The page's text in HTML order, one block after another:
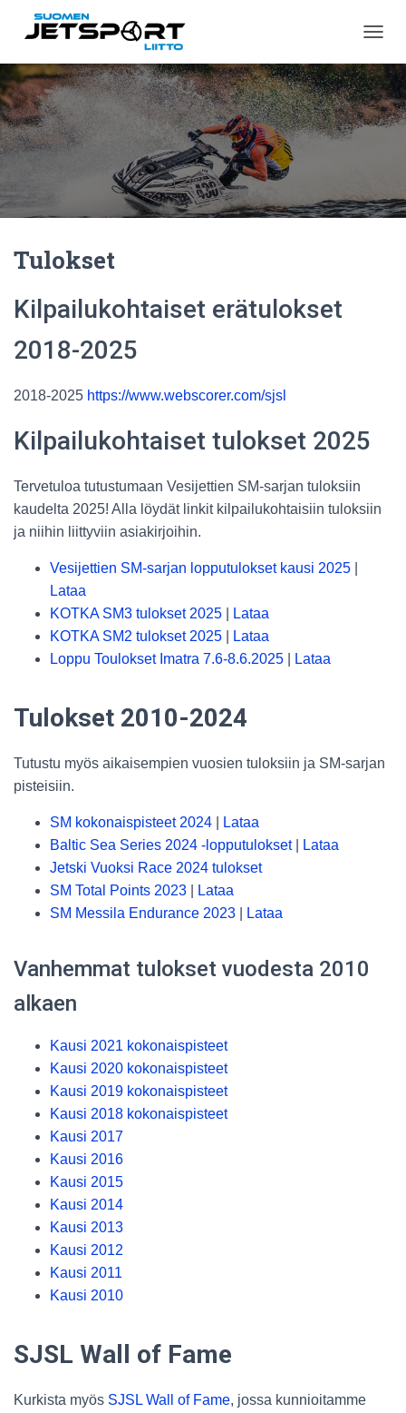
A
V
I
G
I
P
Tulokset
Kilpailukohtaiset erätulokset
2018-2025
2018-2025 https://www.webscorer.com/sjsl
Kilpailukohtaiset tulokset 2025
Tervetuloa tutustumaan Vesijettien SM-sarjan tuloksiin
kaudelta 2025! Alla löydät linkit kilpailukohtaisiin tuloksiin
ja niihin liittyviin asiakirjoihin.
Vesijettien SM-sarjan lopputulokset kausi 2025
Lataa
KOTKA SM3 tulokset 2025
Lataa
KOTKA SM2 tulokset 2025
Lataa
Loppu Toulokset Imatra 7.6-8.6.2025
Lataa
Tulokset 2010-2024
Tutustu myös aikaisempien vuosien tuloksiin ja SM-sarjan
pisteisiin.
SM kokonaispisteet 2024
Lataa
Baltic Sea Series 2024 -lopputulokset|
Lataa
Jetski Vuoksi Race 2024 tulokset
SM Total Points 2023
Lataa
SM Messila Endurance 2023
Lataa
Vanhemmat tulokset vuodesta 2010
alkaen
Kausi 2021 kokonaispisteet
Kausi 2020 kokonaispisteet
Kausi 2019 kokonaispisteet
Kausi 2018 kokonaispisteet
Kausi 2017
Kausi 2016
Kausi 2015
Kausi 2014
Kausi 2013
Kausi 2012
Kausi 2011
Kausi 2010
SJSL Wall of Fame
Kurkista myös SJSL Wall of Fame, jossa kunnioitamme